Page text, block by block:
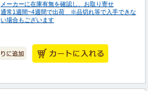
メーカーに在庫有無を確認し、お取り寄せ
通常1週間~4週間で出荷 ※品切れ等で入手できな
い場合もございます